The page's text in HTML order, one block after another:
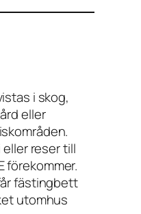
i skog,
eller
eller reser till
förekommer.
fästingbett
utomhus